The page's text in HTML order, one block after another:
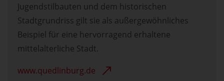
Jugendstilbauten und dem historischen
Stadtgrundriss gilt sie als außergewöhnliches
Beispiel für eine hervorragend erhaltene
mittelalterliche Stadt.
www.quedlinburg.de